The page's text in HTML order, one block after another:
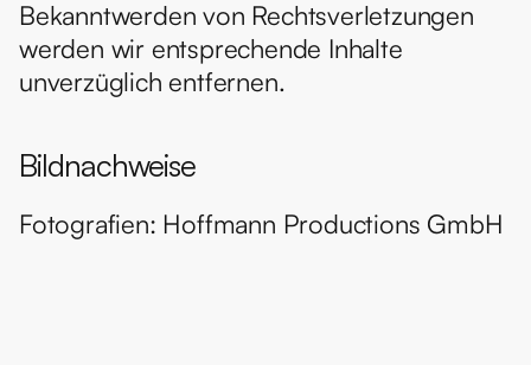
Bekanntwerden von Rechtsverletzungen
werden wir entsprechende Inhalte
unverzüglich entfernen.
Bildnachweise
Fotografien: Hoffmann Productions GmbH